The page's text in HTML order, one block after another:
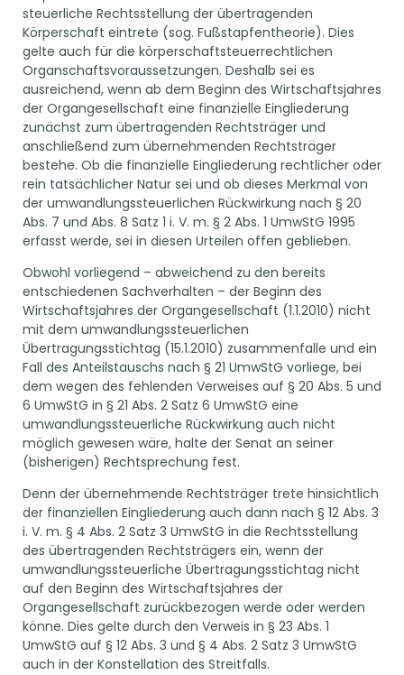
steuerliche Rechtsstellung der übertragenden
Körperschaft eintrete (sog. Fußstapfentheorie). Dies
gelte auch für die körperschaftsteuerrechtlichen
Organschaftsvoraussetzungen. Deshalb sei es
ausreichend, wenn ab dem Beginn des Wirtschaftsjahres
der Organgesellschaft eine finanzielle Eingliederung
zunächst zum übertragenden Rechtsträger und
anschließend zum übernehmenden Rechtsträger
bestehe. Ob die finanzielle Eingliederung rechtlicher oder
rein tatsächlicher Natur sei und ob dieses Merkmal von
der umwandlungssteuerlichen Rückwirkung nach § 20
Abs. 7 und Abs. 8 Satz 1 i. V. m. § 2 Abs. 1 UmwStG 1995
erfasst werde, sei in diesen Urteilen offen geblieben.
Obwohl vorliegend – abweichend zu den bereits
entschiedenen Sachverhalten – der Beginn des
Wirtschaftsjahres der Organgesellschaft (1.1.2010) nicht
mit dem umwandlungssteuerlichen
Übertragungsstichtag (15.1.2010) zusammenfalle und ein
Fall des Anteilstauschs nach § 21 UmwStG vorliege, bei
dem wegen des fehlenden Verweises auf § 20 Abs. 5 und
6 UmwStG in § 21 Abs. 2 Satz 6 UmwStG eine
umwandlungssteuerliche Rückwirkung auch nicht
möglich gewesen wäre, halte der Senat an seiner
(bisherigen) Rechtsprechung fest.
Denn der übernehmende Rechtsträger trete hinsichtlich
der finanziellen Eingliederung auch dann nach § 12 Abs. 3
i. V. m. § 4 Abs. 2 Satz 3 UmwStG in die Rechtsstellung
des übertragenden Rechtsträgers ein, wenn der
umwandlungssteuerliche Übertragungsstichtag nicht
auf den Beginn des Wirtschaftsjahres der
Organgesellschaft zurückbezogen werde oder werden
könne. Dies gelte durch den Verweis in § 23 Abs. 1
UmwStG auf § 12 Abs. 3 und § 4 Abs. 2 Satz 3 UmwStG
auch in der Konstellation des Streitfalls.